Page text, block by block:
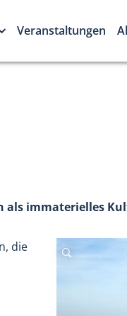
Veranstaltungen
als immaterielles
die